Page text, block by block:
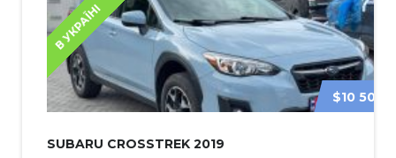
В УКРАЇНІ
$10 500
SUBARU CROSSTREK 2019